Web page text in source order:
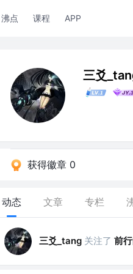
沸点 课程 APP
三爻
获得徽章 0
动态 文章 专栏
三爻_tang 关注了 前